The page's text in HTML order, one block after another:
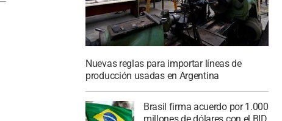
Nuevas reglas para importar líneas de
producción usadas en Argentina
Brasil firma acuerdo por 1.000